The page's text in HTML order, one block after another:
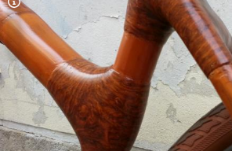
Copyright-Hinweis öffnen/schließen